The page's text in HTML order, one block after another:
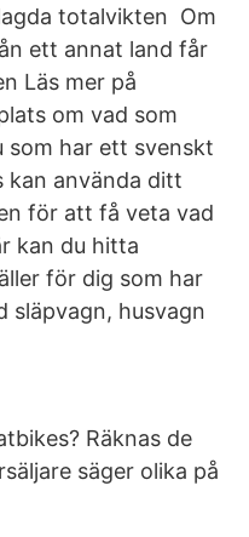
totalvikten Om
ett annat land får
Läs mer på
om vad som
har ett svenskt
använda ditt
för att få veta vad
kan du hitta
för dig som har
släpvagn, husvagn
Räknas de
säger olika på